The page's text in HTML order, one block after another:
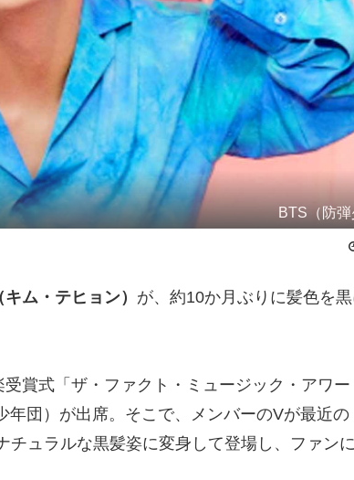
BTS（防
キム・テヒョン） が、約10か月ぶりに髪色を
賞式「ザ・ファクト・ミュージック・アワー
団）が出席。そこで、メンバーのVが最近の
ュラルな黒髪姿に変身して登場し、ファン